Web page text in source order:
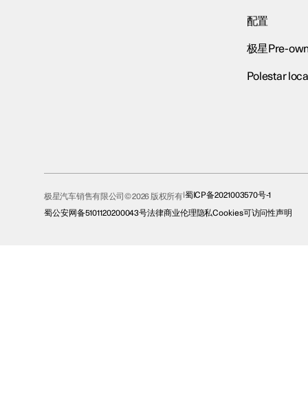
配置
极星Pre-
Polestar
极星汽车销售有限公司© 2026 版权所有 蜀ICP备2021003570号-1
蜀公安网备5101120200043号法律商业伦理隐私Cookies可访问性声明